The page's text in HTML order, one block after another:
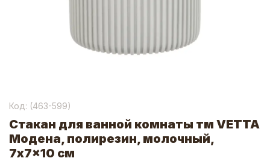
Код: (463-599)
Стакан для ванной комнаты тм VETTA
Модена, полирезин, молочный,
7x7x10 см